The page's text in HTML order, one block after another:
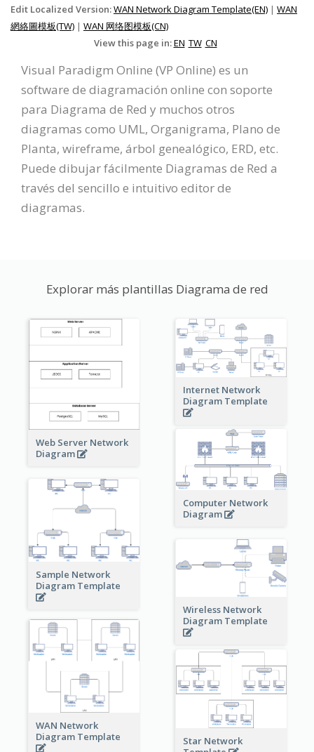
Edit Localized Version:WAN Network Diagram Template(EN) | WAN
網絡圖模板(TW) | WAN 网络图模板(CN)
View this page in:EN TW CN
Visual Paradigm Online (VP Online) es un
software de diagramación online con soporte
para Diagrama de Red y muchos otros
diagramas como UML, Organigrama, Plano de
Planta, wireframe, árbol genealógico, ERD, etc.
Puede dibujar fácilmente Diagramas de Red a
través del sencillo e intuitivo editor de
diagramas.
Explorar más plantillas Diagrama de red
Web Server Network
Diagram
Internet Network
Diagram Template
Computer Network
Diagram
Sample Network
Diagram Template
Wireless Network
Diagram Template
WAN Network
Diagram Template
Star Network